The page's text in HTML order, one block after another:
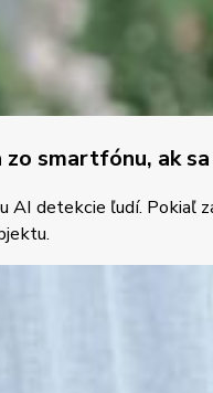
smartfónu, ak
AI detekcie ľudí.